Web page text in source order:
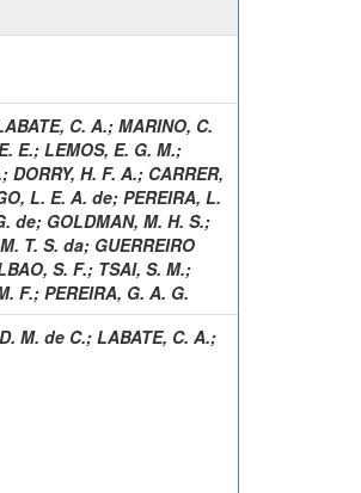
C. A.; MARINO, C.
E.; LEMOS, E. G. M.;
; DORRY, H. F. A.; CARRER,
L. E. A. de; PEREIRA, L.
de; GOLDMAN, M. H. S.;
T. S. da; GUERREIRO
S. F.; TSAI, S. M.;
F.; PEREIRA, G. A. G.
M. de C.; LABATE, C. A.;